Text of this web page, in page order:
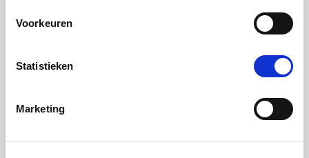
Voorkeuren
Statistieken
Marketing